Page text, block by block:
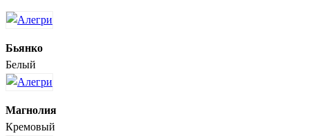
Бьянко
Белый
Магнолия
Кремовый